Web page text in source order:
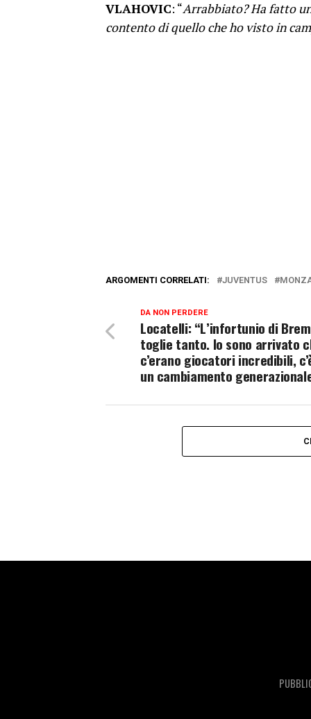
VLAHOVIC: “Arrabbiato? Ha fatto
contento di quello che ho visto in
ARGOMENTI CORRELATI: JUVENTUS
DA NON PERDERE
Locatelli: “L’infortunio di
toglie tanto. Io sono arrivato
c’erano giocatori incredibili,
un cambiamento